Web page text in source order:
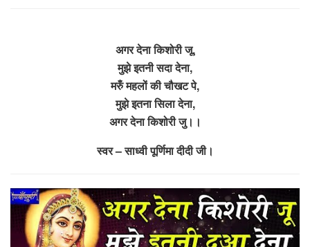
अगर देना किशोरी जू,
मुझे इतनी सदा देना,
मरुँ महलों की चौखट पे,
मुझे इतना सिला देना,
अगर देना किशोरी जु।।
स्वर – साध्वी पूर्णिमा दीदी जी।